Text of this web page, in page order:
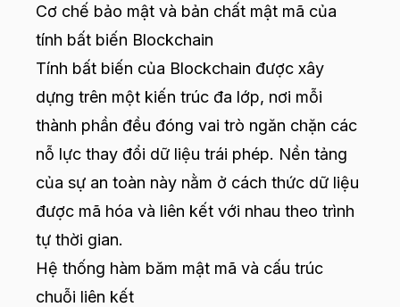
Cơ chế bảo mật và bản chất mật mã của
tính bất biến Blockchain
Tính bất biến của Blockchain được xây
dựng trên một kiến trúc đa lớp, nơi mỗi
thành phần đều đóng vai trò ngăn chặn các
nỗ lực thay đổi dữ liệu trái phép. Nền tảng
của sự an toàn này nằm ở cách thức dữ liệu
được mã hóa và liên kết với nhau theo trình
tự thời gian.
Hệ thống hàm băm mật mã và cấu trúc
chuỗi liên kết